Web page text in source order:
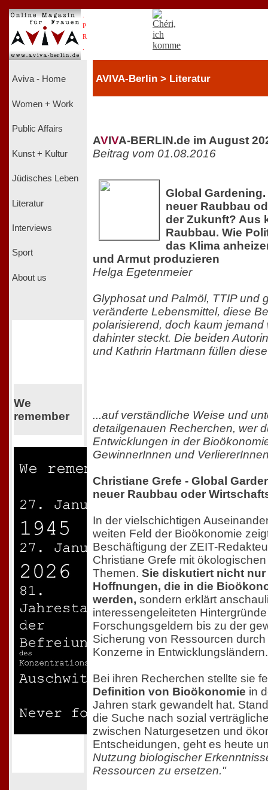
P
R
Aviva - Home
Women + Work
Public Affairs
Kunst + Kultur
Jüdisches Leben
Literatur
Interviews
Sport
About us
We
remember
AVIVA-Berlin > Literatur
AVIVA-BERLIN.de im August
Beitrag vom 01.08.2016
Global
neuer Raubbau
der Zukunft? Aus
Raubbau. Wie
das Klima
und Armut produzieren
Helga Egetenmeier
Glyphosat und Palmöl, TTIP und
veränderte Lebensmittel, diese
polarisierend, doch kaum
dahinter steckt. Die beiden
und Kathrin Hartmann füllen
...auf verständliche Weise und
detailgenauen Recherchen, wer
Entwicklungen in der
GewinnerInnen und
Christiane Grefe - Global
neuer Raubbau oder
In der vielschichtigen
weiten Feld der Bioökonomie
Beschäftigung der ZEIT-
Christiane Grefe mit
Themen. Sie diskutiert nicht
Hoffnungen, die in die
werden, sondern erklärt
interessengeleiteten
Forschungsgeldern bis zu der
Sicherung von Ressourcen
Konzerne in Entwicklungsländern.
Bei ihren Recherchen stellte sie
Definition von Bioökonomie in
Jahren stark gewandelt hat.
die Suche nach sozial
zwischen Naturgesetzen und
Entscheidungen, geht es heute
Nutzung biologischer
Ressourcen zu ersetzen."